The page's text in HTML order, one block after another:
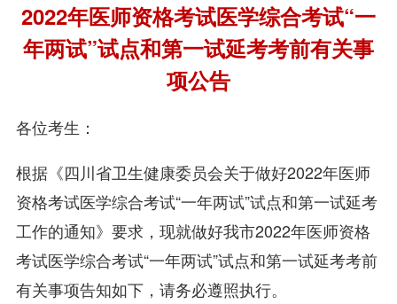
2022年医师资格考试医学综合考试“一
年两试”试点和第一试延考考前有关事
项公告
各位考生：
根据《四川省卫生健康委员会关于做好2022年医师
资格考试医学综合考试“一年两试”试点和第一试延考
工作的通知》要求，现就做好我市2022年医师资格
考试医学综合考试“一年两试”试点和第一试延考考前
有关事项告知如下，请务必遵照执行。